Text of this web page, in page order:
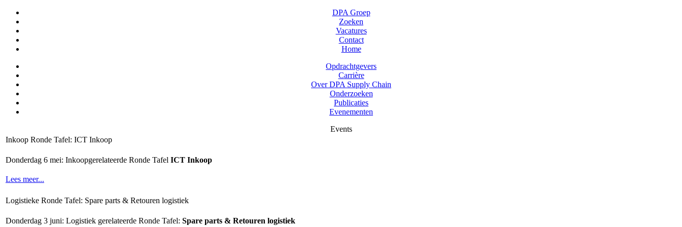
DPA Groep
Zoeken
Vacatures
Contact
Home
Opdrachtgevers
Carrière
Over DPA Supply Chain
Onderzoeken
Publicaties
Evenementen
Events
Inkoop Ronde Tafel: ICT Inkoop
Donderdag 6 mei: Inkoopgerelateerde Ronde Tafel ICT Inkoop
Lees meer...
Logistieke Ronde Tafel: Spare parts & Retouren logistiek
Donderdag 3 juni: Logistiek gerelateerde Ronde Tafel: Spare parts & Retouren logistiek